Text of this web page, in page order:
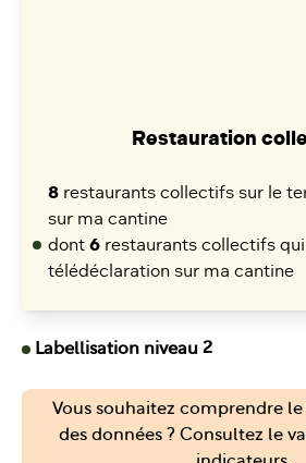
Restauration
8 restaurants collectifs sur le
sur ma cantine
dont 6 restaurants collectifs
télédéclaration sur ma cantine
Labellisation niveau 2
Vous souhaitez comprendre
des données ? Consultez le